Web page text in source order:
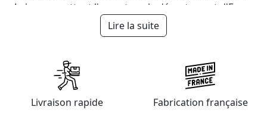
Loire
, en mettant l'accent sur le département d'Eure-
satisfaire les besoins des automobilistes résidant
dans des villes emblématiques telles que
Chartres (28000),
Dreux (28100),
Lire la suite
Livraison rapide Fabrication française